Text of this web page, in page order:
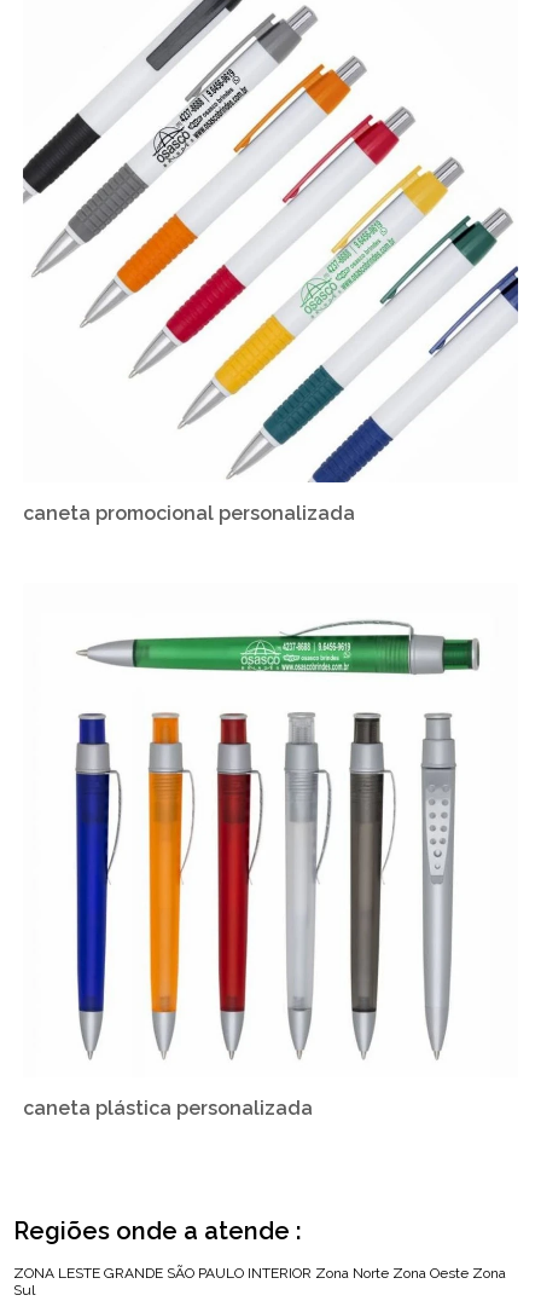
caneta promocional personalizada
caneta plástica personalizada
Regiões onde a atende :
ZONA LESTE GRANDE SÃO PAULO INTERIOR Zona Norte Zona Oeste Zona
Sul